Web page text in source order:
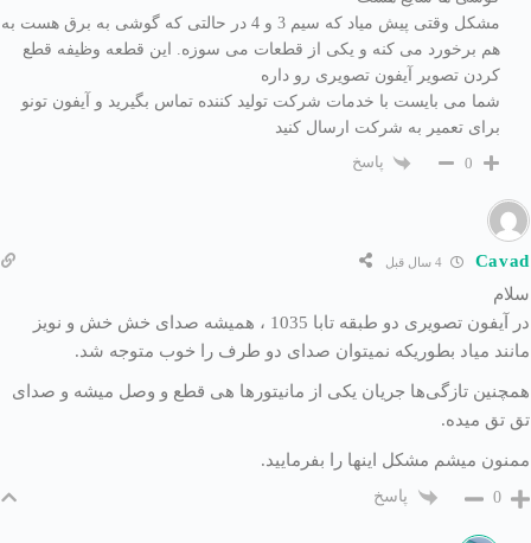
مشکل وقتی پیش میاد که سیم 3 و 4 در حالتی که گوشی به برق هست به
هم برخورد می کنه و یکی از قطعات می سوزه. این قطعه وظیفه قطع
کردن تصویر آیفون تصویری رو داره
شما می بایست با خدمات شرکت تولید کننده تماس بگیرید و آیفون تونو
برای تعمیر به شرکت ارسال کنید
0
پاسخ
Cavad 4 سال قبل
سلام
در آیفون تصویری دو طبقه تابا 1035 ، همیشه صدای خش خش و نویز
مانند میاد بطوریکه نمیتوان صدای دو طرف را خوب متوجه شد.
همچنین تازگی‌ها جریان یکی از مانیتورها هی قطع و وصل میشه و صدای
تق تق میده.
ممنون میشم مشکل اینها را بفرمایید.
0 پاسخ